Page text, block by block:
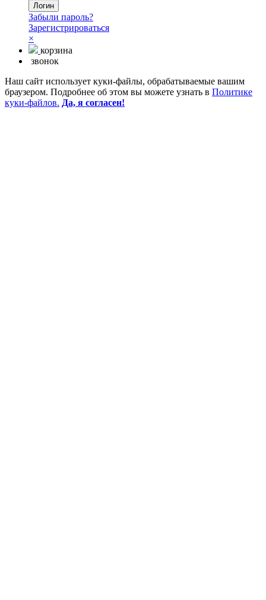
Забыли пароль?
Зарегистрироваться
×
корзина
звонок
Наш сайт использует куки-файлы, обрабатываемые вашим
браузером. Подробнее об этом вы можете узнать в Политике
куки-файлов. Да, я согласен!